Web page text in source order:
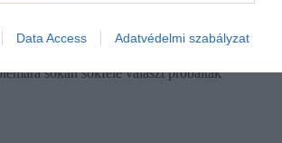
Data Access Adatvédelmi szabályzat
a metánkibocsátás 30 százalékáért a Földön,
sokan sokféle választ próbáltak